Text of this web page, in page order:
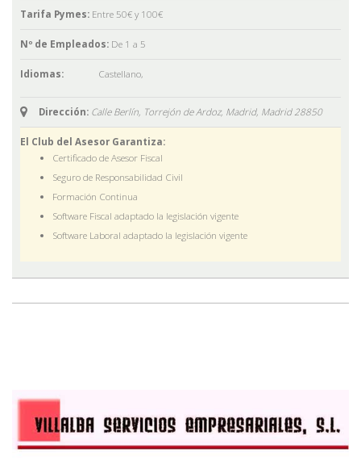
Tarifa Pymes: Entre 50€ y 100€
Nº de Empleados: De 1 a 5
Idiomas: Castellano,
Dirección: Calle Berlín, Torrejón de Ardoz, Madrid, Madrid 28850
El Club del Asesor Garantiza:
Certificado de Asesor Fiscal
Seguro de Responsabilidad Civil
Formación Continua
Software Fiscal adaptado la legislación vigente
Software Laboral adaptado la legislación vigente